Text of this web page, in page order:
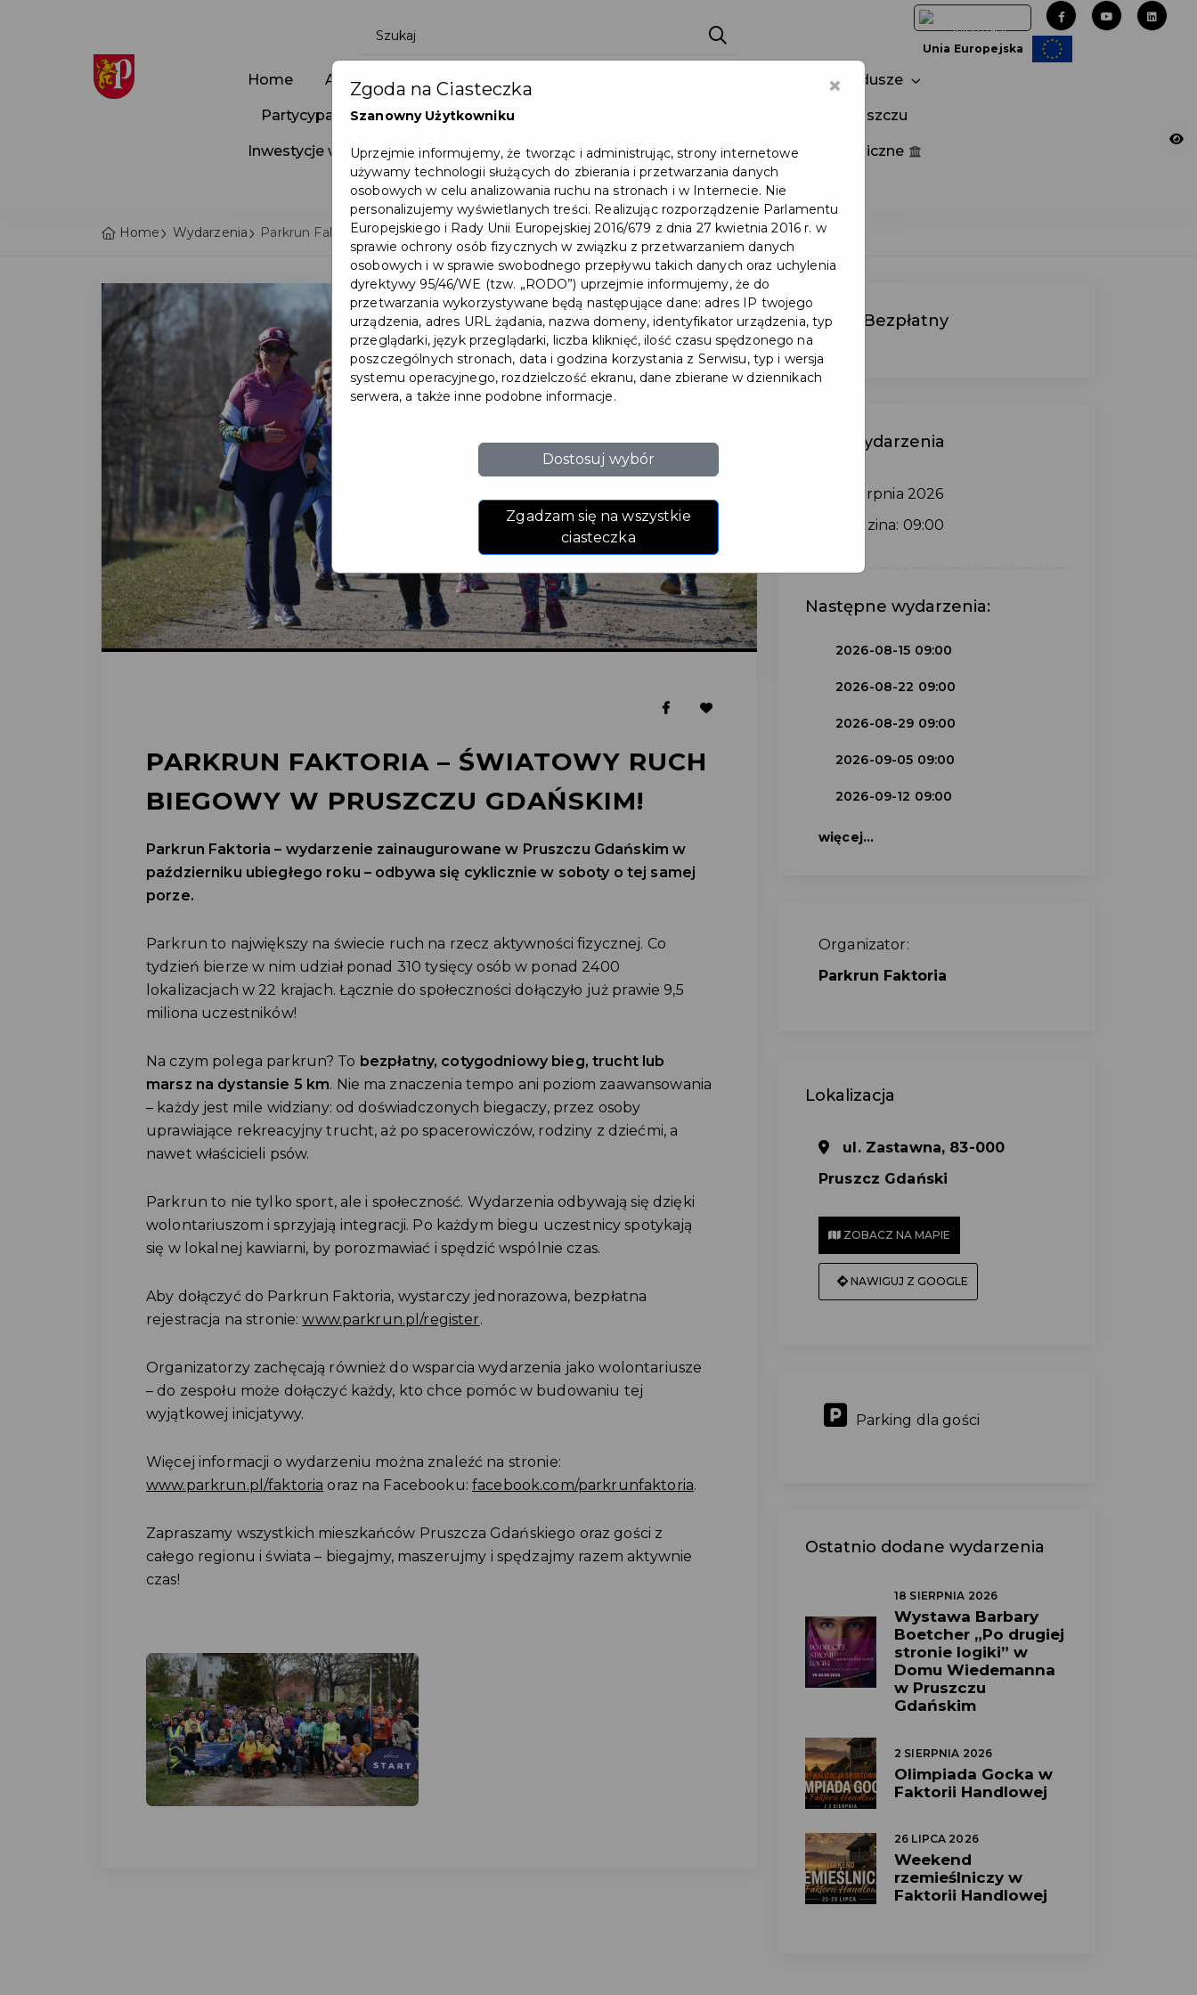
Unia Europejska
Home Aktualności Wydarzenia Fundusze
Partycypacja Społeczna Programy Zainwestuj w Pruszczu
Inwestycje w Pruszczu Mapa Miasta Załatw sprawę Zamówienia publiczne
Ochrona ludności
Home Wydarzenia Parkrun Faktoria – światowy ruch biegowy w Pruszczu Gdańskim!
PARKRUN FAKTORIA – ŚWIATOWY RUCH
BIEGOWY W PRUSZCZU GDAŃSKIM!
Parkrun Faktoria – wydarzenie zainaugurowane w Pruszczu Gdańskim w
październiku ubiegłego roku – odbywa się cyklicznie w soboty o tej samej
porze.
Parkrun to największy na świecie ruch na rzecz aktywności fizycznej. Co
tydzień bierze w nim udział ponad 310 tysięcy osób w ponad 2400
lokalizacjach w 22 krajach. Łącznie do społeczności dołączyło już prawie 9,5
miliona uczestników!
Na czym polega parkrun? To bezpłatny, cotygodniowy bieg, trucht lub
marsz na dystansie 5 km. Nie ma znaczenia tempo ani poziom zaawansowania
– każdy jest mile widziany: od doświadczonych biegaczy, przez osoby
uprawiające rekreacyjny trucht, aż po spacerowiczów, rodziny z dziećmi, a
nawet właścicieli psów.
Parkrun to nie tylko sport, ale i społeczność. Wydarzenia odbywają się dzięki
wolontariuszom i sprzyjają integracji. Po każdym biegu uczestnicy spotykają
się w lokalnej kawiarni, by porozmawiać i spędzić wspólnie czas.
Aby dołączyć do Parkrun Faktoria, wystarczy jednorazowa, bezpłatna
rejestracja na stronie:www.parkrun.pl/register.
Organizatorzy zachęcają również do wsparcia wydarzenia jako wolontariusze
– do zespołu może dołączyć każdy, kto chce pomóc w budowaniu tej
wyjątkowej inicjatywy.
Więcej informacji o wydarzeniu można znaleźć na stronie:
www.parkrun.pl/faktoria oraz na Facebooku:facebook.com/parkrunfaktoria.
Zapraszamy wszystkich mieszkańców Pruszcza Gdańskiego oraz gości z
całego regionu i świata – biegajmy, maszerujmy i spędzajmy razem aktywnie
czas!
Wstęp Bezpłatny
Data wydarzenia
8 sierpnia 2026
Godzina: 09:00
Następne wydarzenia:
2026-08-15 09:00
2026-08-22 09:00
2026-08-29 09:00
2026-09-05 09:00
2026-09-12 09:00
więcej...
Organizator:
Parkrun Faktoria
Lokalizacja
ul. Zastawna, 83-000
Pruszcz Gdański
ZOBACZ NA MAPIE
NAWIGUJ Z GOOGLE
Parking dla gości
Ostatnio dodane wydarzenia
18 SIERPNIA 2026
Wystawa Barbary
Boetcher „Po drugiej
stronie logiki” w
Domu Wiedemanna
w Pruszczu
Gdańskim
2 SIERPNIA 2026
Olimpiada Gocka w
Faktorii Handlowej
26 LIPCA 2026
Weekend
rzemieślniczy w
Faktorii Handlowej
×
Zgoda na Ciasteczka
Szanowny Użytkowniku
Uprzejmie informujemy, że tworząc i administrując, strony internetowe
używamy technologii służących do zbierania i przetwarzania danych
osobowych w celu analizowania ruchu na stronach i w Internecie. Nie
personalizujemy wyświetlanych treści. Realizując rozporządzenie Parlamentu
Europejskiego i Rady Unii Europejskiej 2016/679 z dnia 27 kwietnia 2016 r. w
sprawie ochrony osób fizycznych w związku z przetwarzaniem danych
osobowych i w sprawie swobodnego przepływu takich danych oraz uchylenia
dyrektywy 95/46/WE (tzw. „RODO”) uprzejmie informujemy, że do
przetwarzania wykorzystywane będą następujące dane: adres IP twojego
urządzenia, adres URL żądania, nazwa domeny, identyfikator urządzenia, typ
przeglądarki, język przeglądarki, liczba kliknięć, ilość czasu spędzonego na
poszczególnych stronach, data i godzina korzystania z Serwisu, typ i wersja
systemu operacyjnego, rozdzielczość ekranu, dane zbierane w dziennikach
serwera, a także inne podobne informacje.
Dostosuj wybór
Zgadzam się na wszystkie
ciasteczka